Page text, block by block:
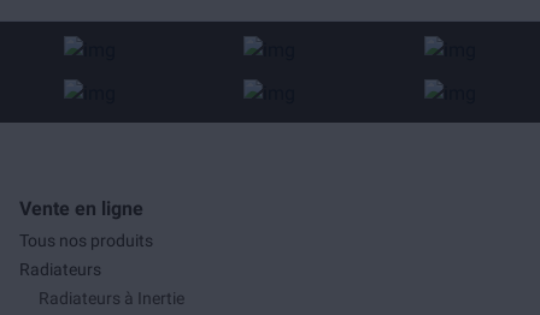
Vente en ligne
Tous nos produits
Radiateurs
Radiateurs à Inertie